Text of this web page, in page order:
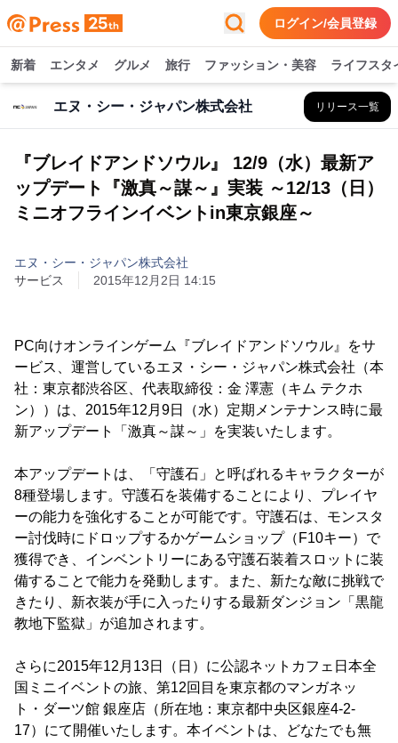
ログイン/会員登録
新着 エンタメ グルメ 旅行 ファッション・美容 ライフスタ
エヌ・シー・ジャパン株式会社 リリース一覧
『ブレイドアンドソウル』 12/9（水）最新ア
ップデート『激真～謀～』実装 ～12/13（日）
ミニオフラインイベントin東京銀座～
エヌ・シー・ジャパン株式会社
サービス
2015年12月2日 14:15
PC向けオンラインゲーム『ブレイドアンドソウル』をサ
ービス、運営しているエヌ・シー・ジャパン株式会社（本
社：東京都渋谷区、代表取締役：金 澤憲（キム テクホ
ン））は、2015年12月9日（水）定期メンテナンス時に最
新アップデート「激真～謀～」を実装いたします。
本アップデートは、「守護石」と呼ばれるキャラクターが
8種登場します。守護石を装備することにより、プレイヤ
ーの能力を強化することが可能です。守護石は、モンスタ
ー討伐時にドロップするかゲームショップ（F10キー）で
獲得でき、インベントリーにある守護石装着スロットに装
備することで能力を発動します。また、新たな敵に挑戦で
きたり、新衣装が手に入ったりする最新ダンジョン「黒龍
教地下監獄」が追加されます。
さらに2015年12月13日（日）に公認ネットカフェ日本全
国ミニイベントの旅、第12回目を東京都のマンガネッ
ト・ダーツ館 銀座店（所在地：東京都中央区銀座4-2-
17）にて開催いたします。本イベントは、どなたでも無